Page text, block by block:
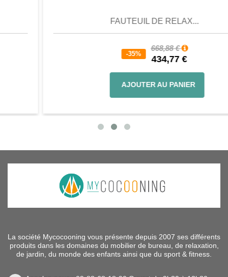
FAUTEUIL DE RELAX...
668,88 €
434,77 €
AJOUTER AU PANIER
La société Mycocooning vous présente depuis 2007 ses différents
produits dans les domaines du mobilier de bureau, de relaxation,
de jardin, du monde des enfants ainsi que du sport & fitness.